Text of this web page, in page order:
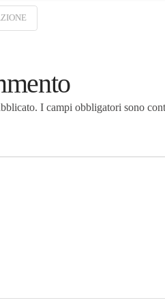
I campi obbligatori sono